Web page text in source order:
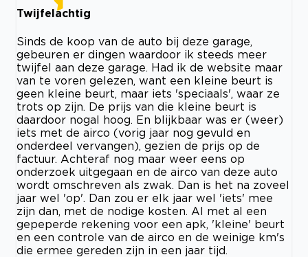
Twijfelachtig
Sinds de koop van de auto bij deze garage,
gebeuren er dingen waardoor ik steeds meer
twijfel aan deze garage. Had ik de website maar
van te voren gelezen, want een kleine beurt is
geen kleine beurt, maar iets 'speciaals', waar ze
trots op zijn. De prijs van die kleine beurt is
daardoor nogal hoog. En blijkbaar was er (weer)
iets met de airco (vorig jaar nog gevuld en
onderdeel vervangen), gezien de prijs op de
factuur. Achteraf nog maar weer eens op
onderzoek uitgegaan en de airco van deze auto
wordt omschreven als zwak. Dan is het na zoveel
jaar wel 'op'. Dan zou er elk jaar wel 'iets' mee
zijn dan, met de nodige kosten. Al met al een
gepeperde rekening voor een apk, 'kleine' beurt
en een controle van de airco en de weinige km's
die ermee gereden zijn in een jaar tijd.